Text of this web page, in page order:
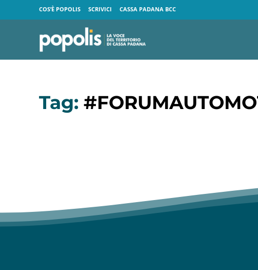
COS’È POPOLIS SCRIVICI CASSA PADANA BCC
Tag: